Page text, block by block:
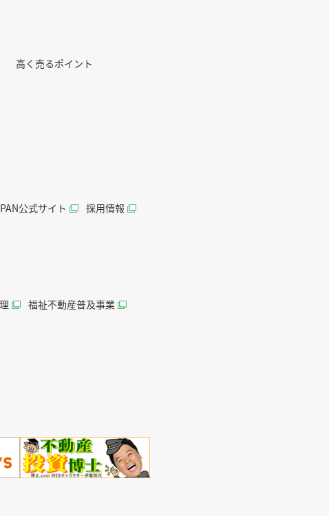
高く売るポイント
公式サイト
採用情報
福祉不動産普及事業